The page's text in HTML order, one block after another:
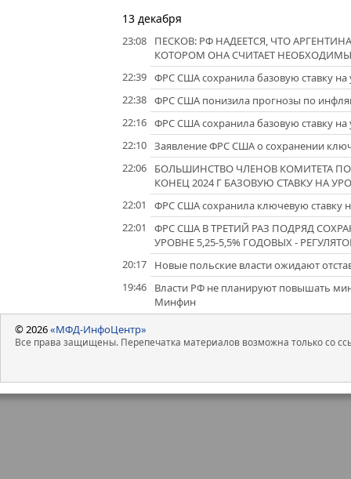
13 декабря
23:08
ПЕСКОВ: РФ НАДЕЕТСЯ, ЧТО
КОТОРОМ ОНА СЧИТАЕТ
22:39 ФРС США сохранила базовую ставку на
22:38 ФРС США понизила прогнозы по
22:16 ФРС США сохранила базовую ставку на
22:10 Заявление ФРС США о сохранении
22:06
БОЛЬШИНСТВО ЧЛЕНОВ КОМИТЕТА
КОНЕЦ 2024 Г БАЗОВУЮ СТАВКУ НА
22:01
ФРС США сохранила ключевую ставку
22:01
ФРС США В ТРЕТИЙ РАЗ ПОДРЯД
УРОВНЕ 5,25-5,5% ГОДОВЫХ -
20:17
Новые польские власти ожидают
19:46
Власти РФ не планируют повышать
Минфин
© 2026«МФД-ИнфоЦентр»
Все права защищены. Перепечатка материалов возможна только со